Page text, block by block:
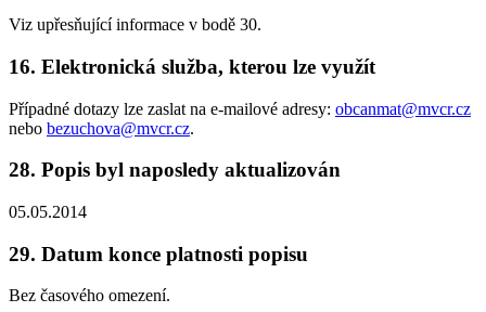
Viz upřesňující informace v bodě 30.
16. Elektronická služba, kterou lze využít
Případné dotazy lze zaslat na e-mailové adresy: obcanmat@mvcr.cz
nebo bezuchova@mvcr.cz.
28. Popis byl naposledy aktualizován
05.05.2014
29. Datum konce platnosti popisu
Bez časového omezení.